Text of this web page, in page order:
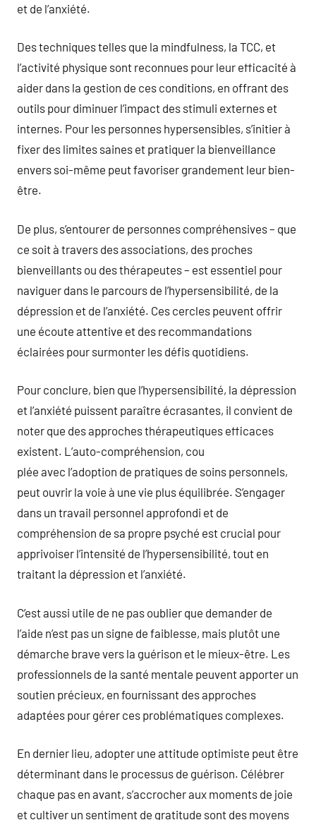
et de l’anxiété.
Des techniques telles que la mindfulness, la TCC, et
l’activité physique sont reconnues pour leur efficacité à
aider dans la gestion de ces conditions, en offrant des
outils pour diminuer l’impact des stimuli externes et
internes. Pour les personnes hypersensibles, s’initier à
fixer des limites saines et pratiquer la bienveillance
envers soi-même peut favoriser grandement leur bien-
être.
De plus, s’entourer de personnes compréhensives – que
ce soit à travers des associations, des proches
bienveillants ou des thérapeutes – est essentiel pour
naviguer dans le parcours de l’hypersensibilité, de la
dépression et de l’anxiété. Ces cercles peuvent offrir
une écoute attentive et des recommandations
éclairées pour surmonter les défis quotidiens.
Pour conclure, bien que l’hypersensibilité, la dépression
et l’anxiété puissent paraître écrasantes, il convient de
noter que des approches thérapeutiques efficaces
existent. L’auto-compréhension, cou
plée avec l’adoption de pratiques de soins personnels,
peut ouvrir la voie à une vie plus équilibrée. S’engager
dans un travail personnel approfondi et de
compréhension de sa propre psyché est crucial pour
apprivoiser l’intensité de l’hypersensibilité, tout en
traitant la dépression et l’anxiété.
C’est aussi utile de ne pas oublier que demander de
l’aide n’est pas un signe de faiblesse, mais plutôt une
démarche brave vers la guérison et le mieux-être. Les
professionnels de la santé mentale peuvent apporter un
soutien précieux, en fournissant des approches
adaptées pour gérer ces problématiques complexes.
En dernier lieu, adopter une attitude optimiste peut être
déterminant dans le processus de guérison. Célébrer
chaque pas en avant, s’accrocher aux moments de joie
et cultiver un sentiment de gratitude sont des moyens